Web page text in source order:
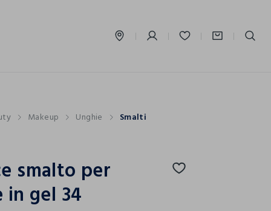
Makeup Unghie Smalti
smalto per
in gel 34